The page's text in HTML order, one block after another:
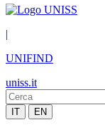
|
UNIFIND
uniss.it
IT EN